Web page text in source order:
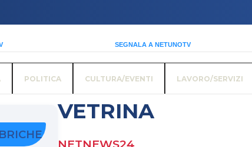
SEGNALA A NETUNOTV
POLITICA CULTURA/EVENTI LAVORO/SERVIZI
PLAYLIST
VETRINA
NETNEWS24